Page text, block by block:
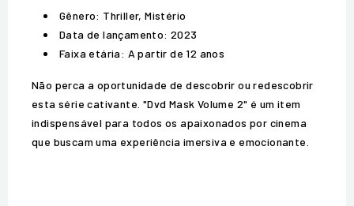
Gênero: Thriller, Mistério
Data de lançamento: 2023
Faixa etária: A partir de 12 anos
Não perca a oportunidade de descobrir ou redescobrir
esta série cativante. "Dvd Mask Volume 2" é um item
indispensável para todos os apaixonados por cinema
que buscam uma experiência imersiva e emocionante.